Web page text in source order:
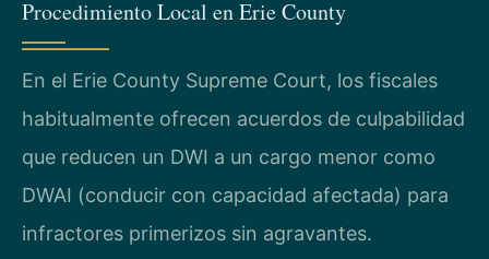
Procedimiento Local en Erie County
En el Erie County Supreme Court, los fiscales
habitualmente ofrecen acuerdos de culpabilidad
que reducen un DWI a un cargo menor como
DWAI (conducir con capacidad afectada) para
infractores primerizos sin agravantes.